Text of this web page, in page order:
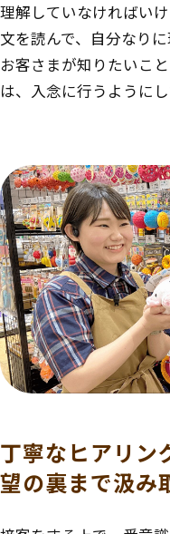
理解していなければい
文を読んで、自分なり
お客さまが知りたいこ
は、入念に行うようにし
丁寧なヒアリン
望の裏まで汲み